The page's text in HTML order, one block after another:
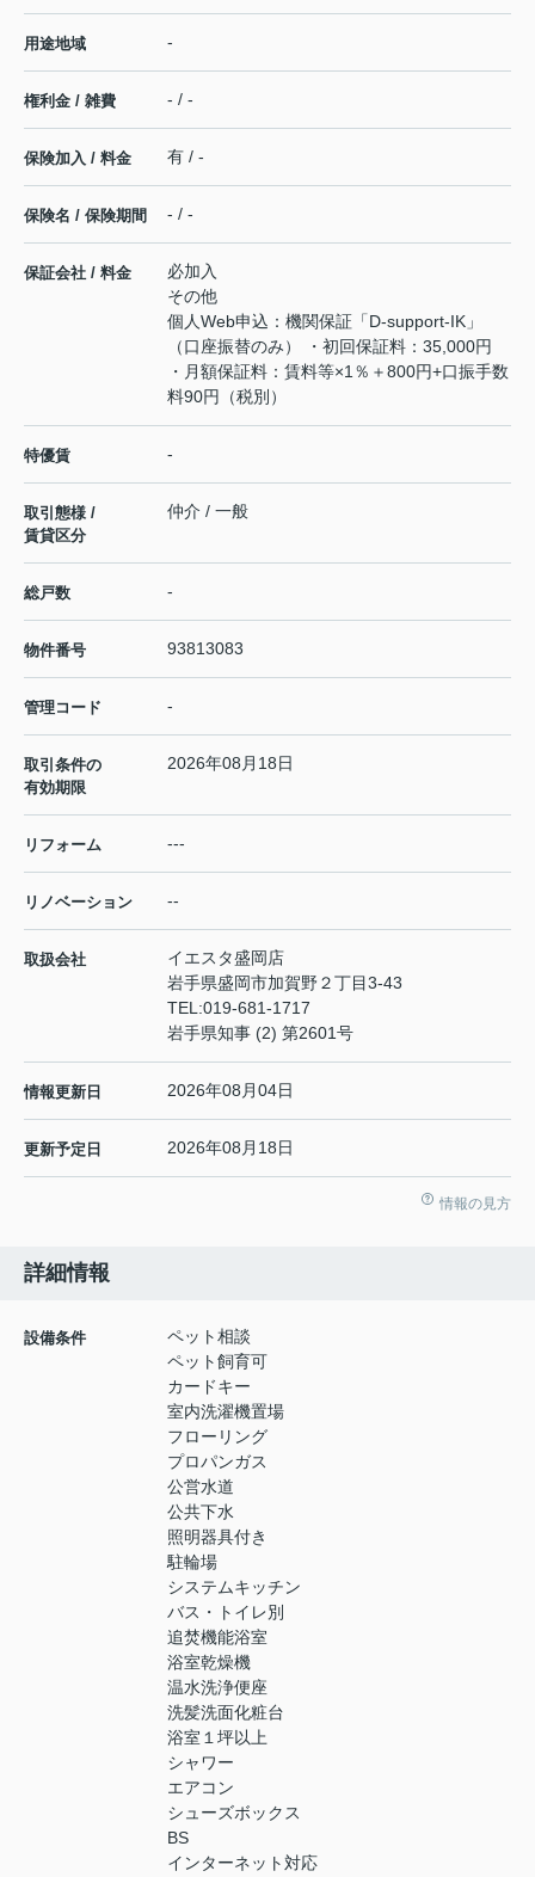
用途地域 -
権利金 / 雑費 - / -
保険加入 / 料金 有 / -
保険名 / 保険期間 - / -
保証会社 / 料金
必加入
その他
個人Web申込：機関保証「D‐support-IK」
（口座振替のみ） ・初回保証料：35,000円
・月額保証料：賃料等×1％＋800円+口振手数
料90円（税別）
特優賃 -
取引態様 /
賃貸区分
仲介 / 一般
総戸数 -
物件番号 93813083
管理コード -
取引条件の
有効期限
2026年08月18日
リフォーム ---
リノベーション --
取扱会社
イエスタ盛岡店
岩手県盛岡市加賀野２丁目3-43
TEL:019-681-1717
岩手県知事 (2) 第2601号
情報更新日 2026年08月04日
更新予定日 2026年08月18日
情報の見方
詳細情報
設備条件
ペット相談
ペット飼育可
カードキー
室内洗濯機置場
フローリング
プロパンガス
公営水道
公共下水
照明器具付き
駐輪場
システムキッチン
バス・トイレ別
追焚機能浴室
浴室乾燥機
温水洗浄便座
洗髪洗面化粧台
浴室１坪以上
シャワー
エアコン
シューズボックス
BS
インターネット対応